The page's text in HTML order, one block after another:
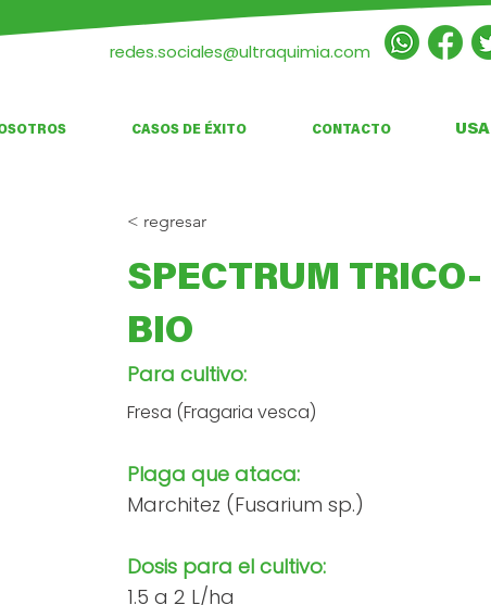
redes.sociales@ultraquimia.com
CASOS DE ÉXITO CONTACTO USA
< regresar
SPECTRUM TRICO-
BIO
Para cultivo:
Fresa (Fragaria vesca)
Plaga que ataca:
Marchitez (Fusarium sp.)
Dosis para el cultivo:
1.5 a 2 L/ha